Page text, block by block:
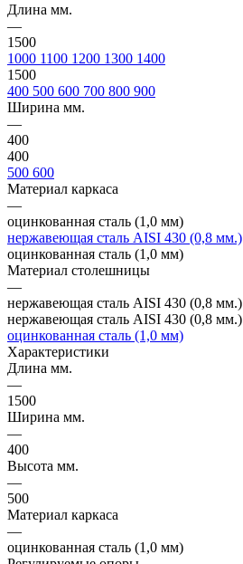
Длина мм.
—
1500
1000 1100 1200 1300 1400
1500
400 500 600 700 800 900
Ширина мм.
—
400
400
500 600
Материал каркаса
—
оцинкованная сталь (1,0 мм)
нержавеющая сталь AISI 430 (0,8 мм.)
оцинкованная сталь (1,0 мм)
Материал столешницы
—
нержавеющая сталь AISI 430 (0,8 мм.)
нержавеющая сталь AISI 430 (0,8 мм.)
оцинкованная сталь (1,0 мм)
Характеристики
Длина мм.
—
1500
Ширина мм.
—
400
Высота мм.
—
500
Материал каркаса
—
оцинкованная сталь (1,0 мм)